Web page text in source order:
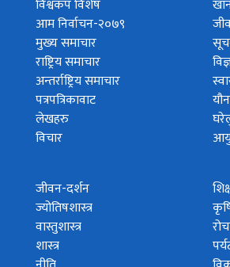
विश्वकप विशेष
आम निर्वाचन-२०७९
मुख्य समाचार
राष्ट्रिय समाचार
अन्तर्राष्ट्रिय समाचार
पत्रपत्रिकावाट
लेखहरु
विचार
जीवन-दर्शन
ज्योतिषशास्त्र
वास्तुशास्त्र
शास्त्र